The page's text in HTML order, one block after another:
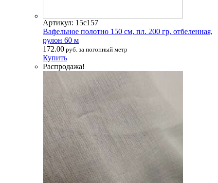
Артикул: 15с157
Вафельное полотно 150 см, пл. 200 гр, отбеленная,
рулон 60 м
172.00 руб. за погонный метр
Купить
Распродажа!